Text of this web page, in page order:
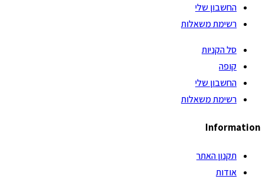
החשבון שלי
רשימת משאלות
סל הקניות
קופה
החשבון שלי
רשימת משאלות
Information
תקנון האתר
אודות